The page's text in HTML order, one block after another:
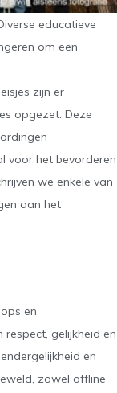
educatieve
om een
zijn er
opgezet. Deze
voor het bevorderen
we enkele van
aan het
en
gelijkheid en
en
zowel offline